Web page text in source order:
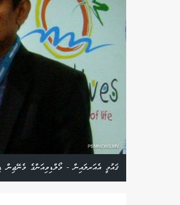
ޤައުމީ އެއަރލައިން - މޯލްޑިވިއަންގެ